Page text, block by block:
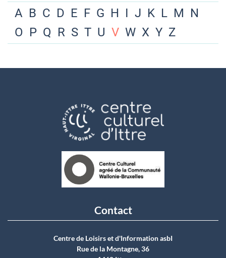
A B C D E F G H I J K L M N
O P Q R S T U V W X Y Z
Contact
Centre de Loisirs et d'Information asbI
Rue de la Montagne, 36